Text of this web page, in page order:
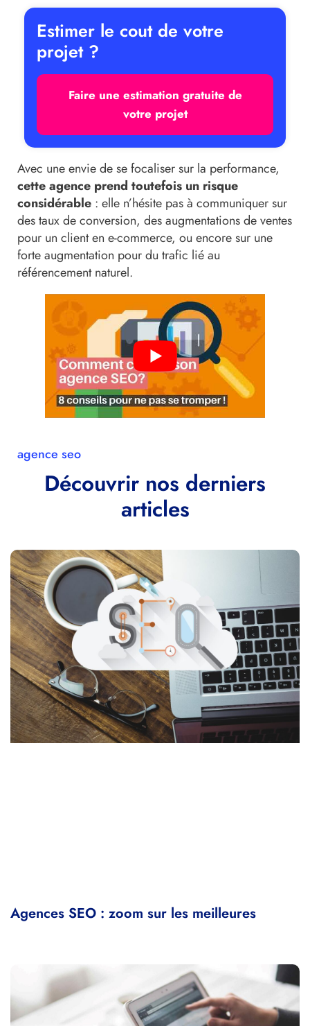
Estimer le cout de votre
projet ?
Faire une estimation gratuite de
votre projet
Avec une envie de se focaliser sur la performance,
cette agence prend toutefois un risque
considérable : elle n’hésite pas à communiquer sur
des taux de conversion, des augmentations de ventes
pour un client en e-commerce, ou encore sur une
forte augmentation pour du trafic lié au
référencement naturel.
agence seo
Découvrir nos derniers
articles
Agences SEO : zoom sur les meilleures